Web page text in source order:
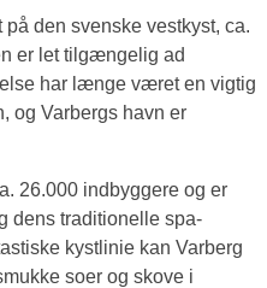
den svenske vestkyst, ca.
er let tilgængelig ad
har længe været en vigtig
og Varbergs havn er
26.000 indbyggere og er
dens traditionelle spa-
kystlinie kan Varberg
soer og skove i